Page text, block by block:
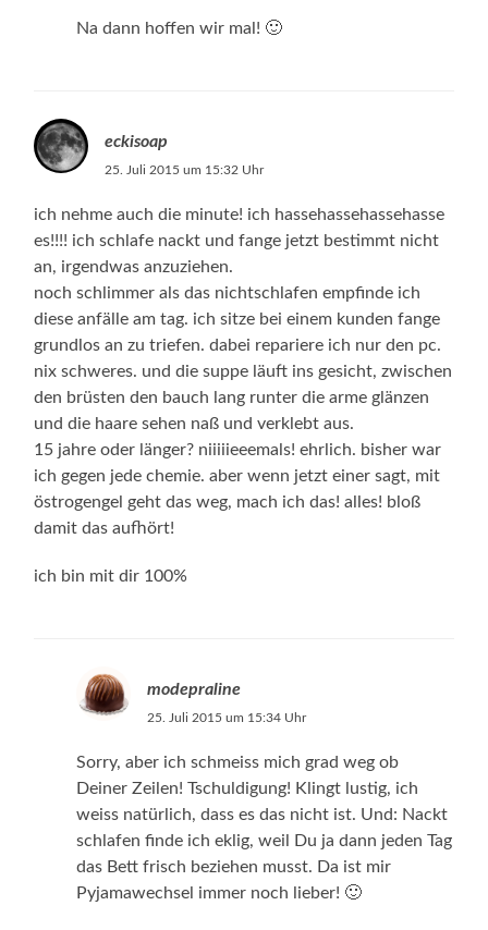
Na dann hoffen wir mal! 🙂
eckisoap
25. Juli 2015 um 15:32 Uhr
ich nehme auch die minute! ich hassehassehassehasse
es!!!! ich schlafe nackt und fange jetzt bestimmt nicht
an, irgendwas anzuziehen.
noch schlimmer als das nichtschlafen empfinde ich
diese anfälle am tag. ich sitze bei einem kunden fange
grundlos an zu triefen. dabei repariere ich nur den pc.
nix schweres. und die suppe läuft ins gesicht, zwischen
den brüsten den bauch lang runter die arme glänzen
und die haare sehen naß und verklebt aus.
15 jahre oder länger? niiiiieeemals! ehrlich. bisher war
ich gegen jede chemie. aber wenn jetzt einer sagt, mit
östrogengel geht das weg, mach ich das! alles! bloß
damit das aufhört!
ich bin mit dir 100%
modepraline
25. Juli 2015 um 15:34 Uhr
Sorry, aber ich schmeiss mich grad weg ob
Deiner Zeilen! Tschuldigung! Klingt lustig, ich
weiss natürlich, dass es das nicht ist. Und: Nackt
schlafen finde ich eklig, weil Du ja dann jeden Tag
das Bett frisch beziehen musst. Da ist mir
Pyjamawechsel immer noch lieber! 🙂